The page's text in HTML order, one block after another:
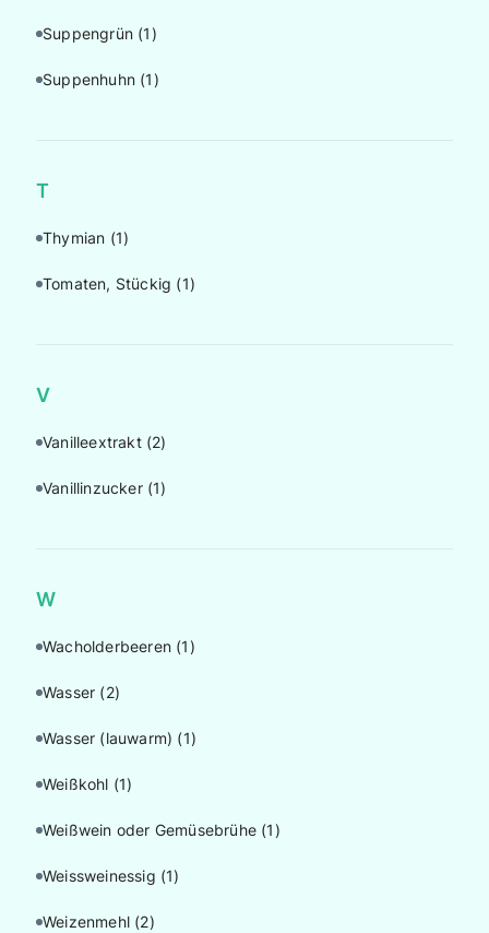
Suppengrün (1)
Suppenhuhn (1)
T
Thymian (1)
Tomaten, Stückig (1)
V
Vanilleextrakt (2)
Vanillinzucker (1)
W
Wacholderbeeren (1)
Wasser (2)
Wasser (lauwarm) (1)
Weißkohl (1)
Weißwein oder Gemüsebrühe (1)
Weissweinessig (1)
Weizenmehl (2)